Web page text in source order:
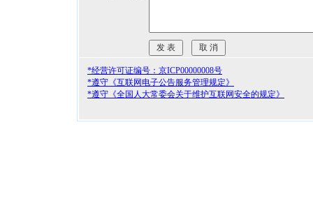
*经营许可证编号：京ICP00000008号
*遵守《互联网电子公告服务管理规定》
*遵守《全国人大常委会关于维护互联网安全的规定》